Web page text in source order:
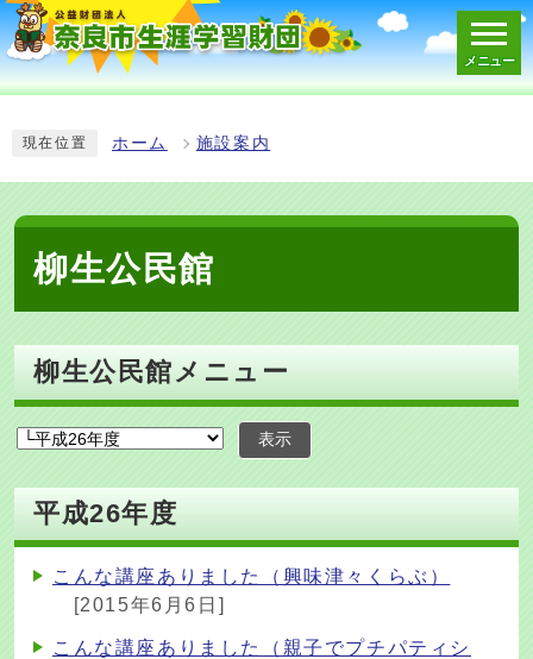
メニュー
現在位置 ホーム 施設案内
柳生公民館
柳生公民館メニュー
表示
平成26年度
こんな講座ありました（興味津々くらぶ）
[2015年6月6日]
こんな講座ありました（親子でプチパティシ